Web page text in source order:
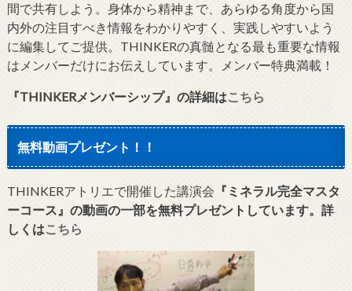
間で共有しよう。身体から精神まで、あらゆる角度から国
内外の注目すべき情報をわかりやすく、実践しやすいよう
に編集してご提供。THINKERの真髄となる最も重要な情報
はメンバーだけにお伝えしています。メンバー特典満載！
『THINKERメンバーシップ』 の詳細はこちら
無料動画プレゼント！！
THINKERアトリエで開催した講演会 『ミネラル完全マスタ
ーコース』の動画の一部を無料プレゼントしています。詳
しくはこちら